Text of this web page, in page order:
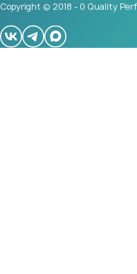
Copyright © 2018 - 0 Quality